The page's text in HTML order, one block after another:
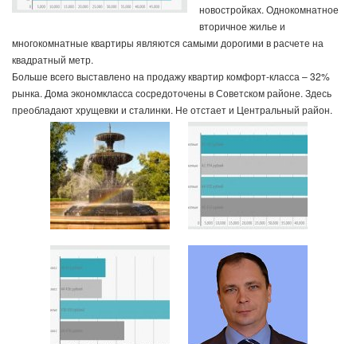
новостройках. Однокомнатное
вторичное жилье и
многокомнатные квартиры являются самыми дорогими в расчете на
квадратный метр.
Больше всего выставлено на продажу квартир комфорт-класса – 32%
рынка. Дома экономкласса сосредоточены в Советском районе. Здесь
преобладают хрущевки и сталинки. Не отстает и Центральный район.